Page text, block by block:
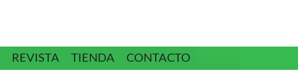
REVISTA TIENDA CONTACTO